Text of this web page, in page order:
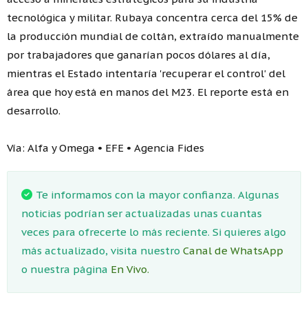
tecnológica y militar. Rubaya concentra cerca del 15% de
la producción mundial de coltán, extraído manualmente
por trabajadores que ganarían pocos dólares al día,
mientras el Estado intentaría 'recuperar el control' del
área que hoy está en manos del M23. El reporte está en
desarrollo.
Vía: Alfa y Omega • EFE • Agencia Fides
Te informamos con la mayor confianza. Algunas
noticias podrían ser actualizadas unas cuantas
veces para ofrecerte lo más reciente. Si quieres algo
más actualizado, visita nuestro Canal de WhatsApp
o nuestra página En Vivo.